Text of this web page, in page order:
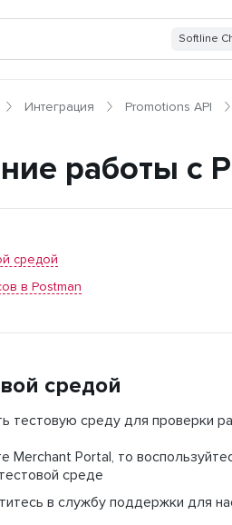
Softline
Интеграция Promotions API
работы с
средой
в Postman
средой
тестовую среду для проверки
Merchant Portal, то
среде
в службу поддержки для